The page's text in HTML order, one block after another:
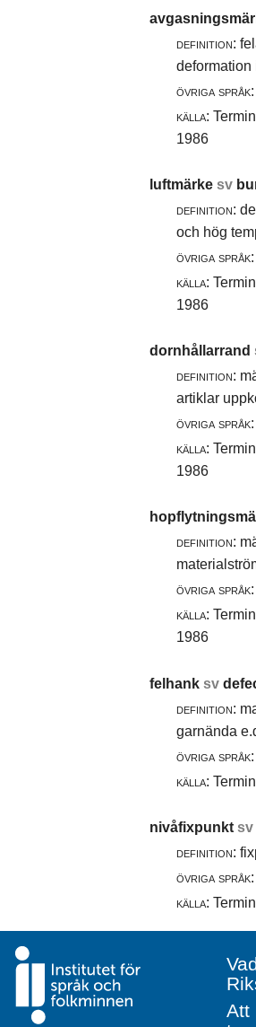
definition:
deformation
övriga språk:
källa:
1986
luftmärke sv
definition:
och hög
övriga språk:
källa:
1986
dornhållarrand
definition:
artiklar
övriga språk:
källa:
1986
definition:
övriga språk:
källa:
1986
felhank sv
definition:
garnända
övriga språk:
källa:
nivåfixpunkt sv
definition:
övriga språk:
källa:
Att